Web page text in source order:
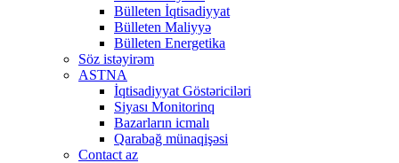
Bülleten İqtisadiyyat
Bülleten Maliyyə
Bülleten Energetika
Söz istəyirəm
ASTNA
İqtisadiyyat Göstəriciləri
Siyası Monitorinq
Bazarların icmalı
Qarabağ münaqişəsi
Contact az